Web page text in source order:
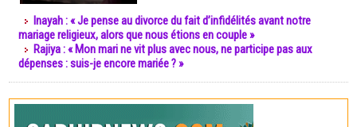
Inayah : « Je pense au divorce du fait d’infidélités avant notre
mariage religieux, alors que nous étions en couple »
Rajiya : « Mon mari ne vit plus avec nous, ne participe pas aux
dépenses : suis-je encore mariée ? »